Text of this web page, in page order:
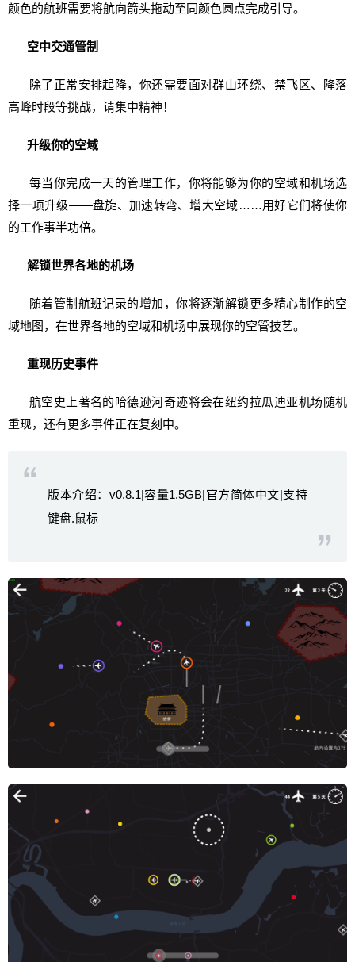
颜色的航班需要将航向箭头拖动至同颜色圆点完成引导。
空中交通管制
除了正常安排起降，你还需要面对群山环绕、禁飞区、降落
高峰时段等挑战，请集中精神！
升级你的空域
每当你完成一天的管理工作，你将能够为你的空域和机场选
择一项升级——盘旋、加速转弯、增大空域……用好它们将使你
的工作事半功倍。
解锁世界各地的机场
随着管制航班记录的增加，你将逐渐解锁更多精心制作的空
域地图，在世界各地的空域和机场中展现你的空管技艺。
重现历史事件
航空史上著名的哈德逊河奇迹将会在纽约拉瓜迪亚机场随机
重现，还有更多事件正在复刻中。
版本介绍：v0.8.1|容量1.5GB|官方简体中文|支持
键盘.鼠标